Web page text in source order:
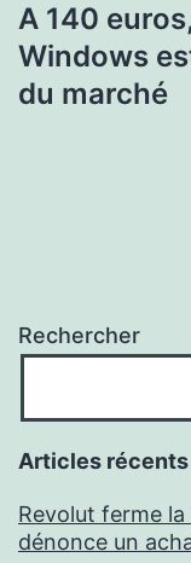
A 140
Windows
du marché
Rechercher
Articles récents
Revolut ferme
dénonce un